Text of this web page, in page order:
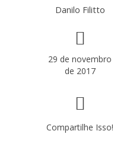
Danilo Filitto
29 de novembro
de 2017
Compartilhe Isso!